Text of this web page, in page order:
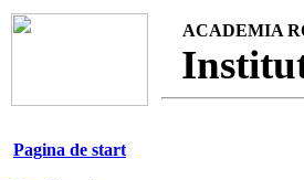
ACADEMIA
Pagina de start